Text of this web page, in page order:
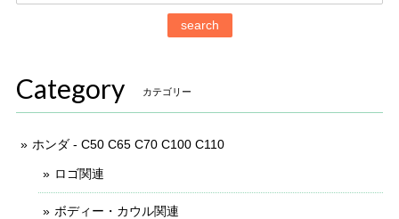
search
Category カテゴリー
ホンダ - C50 C65 C70 C100 C110
ロゴ関連
ボディー・カウル関連